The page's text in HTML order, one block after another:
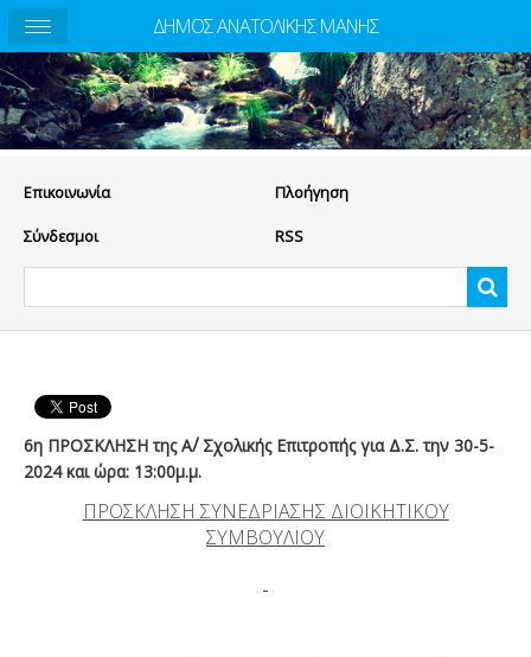
Eπικοινωνία Πλοήγηση
Σύνδεσμοι RSS
6η ΠΡΟΣΚΛΗΣΗ της Α΄/ Σχολικής Επιτροπής για Δ.Σ. την 30-5-
2024 και ώρα: 13:00μ.μ.
ΠΡΟΣΚΛΗΣΗ ΣΥΝΕΔΡΙΑΣΗΣ ΔΙΟΙΚΗΤΙΚΟΥ
ΣΥΜΒΟΥΛΙΟΥ
ΔΗΜΟΣ ΑΝΑΤΟΛΙΚΗΣ ΜΑΝΗΣ